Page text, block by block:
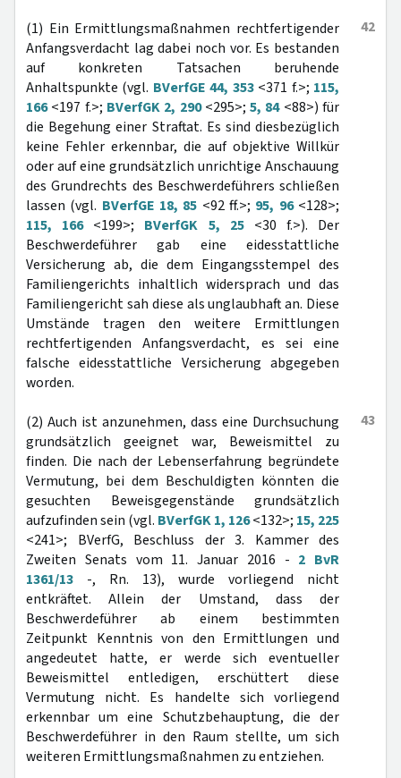
42
(1) Ein Ermittlungsmaßnahmen rechtfertigender
Anfangsverdacht lag dabei noch vor. Es bestanden
auf konkreten Tatsachen beruhende
Anhaltspunkte (vgl. BVerfGE 44, 353<371 f.>; 115,
166<197 f.>; BVerfGK 2, 290<295>;5, 84<88>) für
die Begehung einer Straftat. Es sind diesbezüglich
keine Fehler erkennbar, die auf objektive Willkür
oder auf eine grundsätzlich unrichtige Anschauung
des Grundrechts des Beschwerdeführers schließen
lassen (vgl. BVerfGE 18, 85 <92 ff.>; 95, 96<128>;
115, 166<199>; BVerfGK 5, 25<30 f.>). Der
Beschwerdeführer gab eine eidesstattliche
Versicherung ab, die dem Eingangsstempel des
Familiengerichts inhaltlich widersprach und das
Familiengericht sah diese als unglaubhaft an. Diese
Umstände tragen den weitere Ermittlungen
rechtfertigenden Anfangsverdacht, es sei eine
falsche eidesstattliche Versicherung abgegeben
worden.
43
(2) Auch ist anzunehmen, dass eine Durchsuchung
grundsätzlich geeignet war, Beweismittel zu
finden. Die nach der Lebenserfahrung begründete
Vermutung, bei dem Beschuldigten könnten die
gesuchten Beweisgegenstände grundsätzlich
aufzufinden sein (vgl. BVerfGK 1, 126<132>; 15, 225
<241>; BVerfG, Beschluss der 3. Kammer des
Zweiten Senats vom 11. Januar 2016 - 2 BvR
1361/13 -, Rn. 13), wurde vorliegend nicht
entkräftet. Allein der Umstand, dass der
Beschwerdeführer ab einem bestimmten
Zeitpunkt Kenntnis von den Ermittlungen und
angedeutet hatte, er werde sich eventueller
Beweismittel entledigen, erschüttert diese
Vermutung nicht. Es handelte sich vorliegend
erkennbar um eine Schutzbehauptung, die der
Beschwerdeführer in den Raum stellte, um sich
weiteren Ermittlungsmaßnahmen zu entziehen.